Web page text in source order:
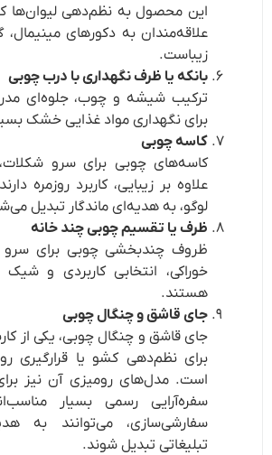
این محصول به نظم‌دهی لیوان‌ها
علاقه‌مندان به دکورهای مینیمال،
زیباست.
بانکه یا ظرف نگهداری با درب چوبی
ترکیب شیشه و چوب، جلوه‌ای
برای نگهداری مواد غذایی خشک
کاسه چوبی
کاسه‌های چوبی برای سرو شکلات،
علاوه بر زیبایی، کاربرد روزمره
لوگو، به هدیه‌ای ماندگار تبدیل
ظرف یا تقسیم چوبی چند خانه
ظروف چندبخشی چوبی برای سرو
خوراکی، انتخابی کاربردی و شیک
هستند.
جای قاشق و چنگال چوبی
جای قاشق و چنگال چوبی، یکی از
برای نظم‌دهی کشو یا قرارگیری
است. مدل‌های رومیزی آن نیز
سفره‌آرایی رسمی بسیار
سفارشی‌سازی، می‌توانند به
تبلیغاتی تبدیل شوند.